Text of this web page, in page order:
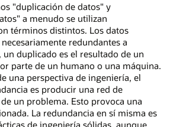
"duplicación de datos" y
a menudo se utilizan
términos distintos. Los datos
redundantes a
un duplicado es el resultado de un
parte de un humano o una máquina.
una perspectiva de ingeniería, el
es producir una red de
un problema. Esto provoca una
La redundancia en sí misma es